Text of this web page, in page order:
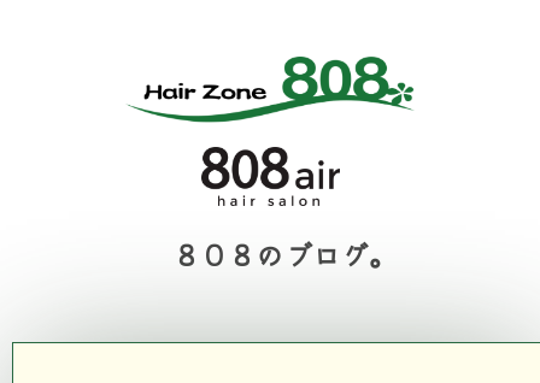
８０８のブログ。